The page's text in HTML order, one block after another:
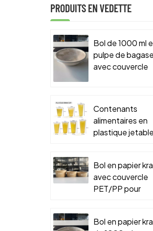
PRODUITS EN VEDETTE
Bol de 1000 ml
pulpe de bagase
avec couvercle
emporter
Contenants
alimentaires en
plastique
Bol en papier
avec couvercle
PET/PP pour
emporter
Bol en papier